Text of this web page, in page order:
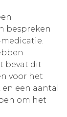
bespreken
bevat dit
voor het
een aantal
om het